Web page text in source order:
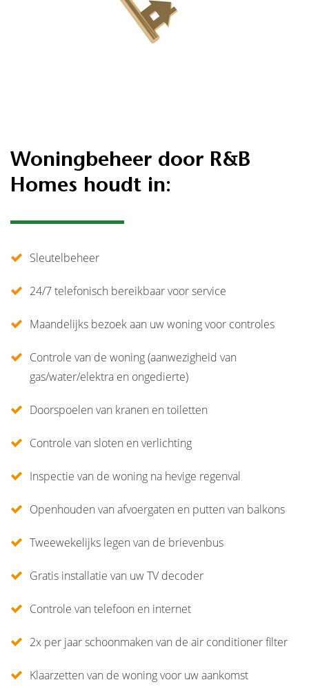
Woningbeheer door R&B
Homes houdt in:
Sleutelbeheer
24/7 telefonisch bereikbaar voor service
Maandelijks bezoek aan uw woning voor controles
Controle van de woning (aanwezigheid van
gas/water/elektra en ongedierte)
Doorspoelen van kranen en toiletten
Controle van sloten en verlichting
Inspectie van de woning na hevige regenval
Openhouden van afvoergaten en putten van balkons
Tweewekelijks legen van de brievenbus
Gratis installatie van uw TV decoder
Controle van telefoon en internet
2x per jaar schoonmaken van de air conditioner filter
Klaarzetten van de woning voor uw aankomst